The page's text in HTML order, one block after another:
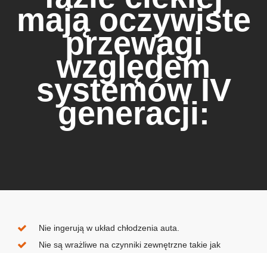
mają oczywiste
przewagi
względem
systemów IV
generacji:
Nie ingerują w układ chłodzenia auta.
Nie są wrażliwe na czynniki zewnętrzne takie jak